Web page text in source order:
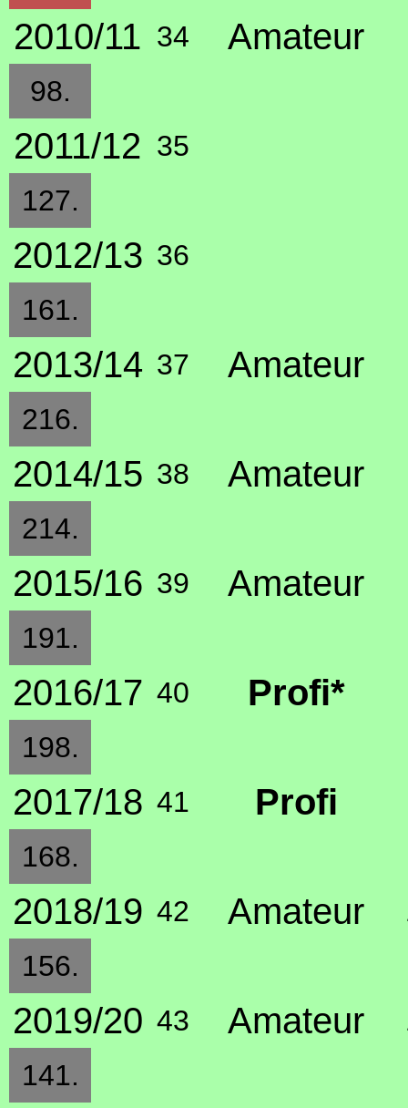
2010/11 34 Amateur
98.
2011/12 35
127.
2012/13 36
161.
2013/14 37 Amateur
216.
2014/15 38 Amateur
214.
2015/16 39 Amateur
191.
2016/17 40 Profi*
198.
2017/18 41 Profi
168.
2018/19 42 Amateur
156.
2019/20 43 Amateur
141.